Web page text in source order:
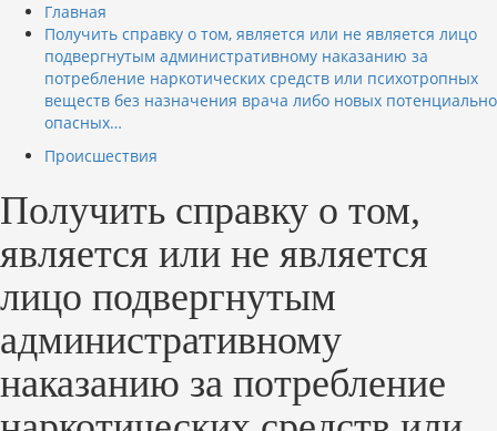
Главная
Получить справку о том, является или не является лицо
подвергнутым административному наказанию за
потребление наркотических средств или психотропных
веществ без назначения врача либо новых потенциально
опасных…
Происшествия
Получить справку о том,
является или не является
лицо подвергнутым
административному
наказанию за потребление